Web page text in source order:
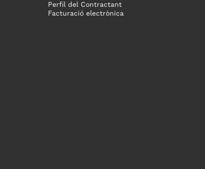
Perfil del Contractant
Facturació electrònica